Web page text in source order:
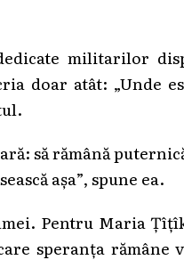
militarilor
doar atât: „Unde
să rămână
așa”, spune ea.
Pentru Maria
speranța rămâne